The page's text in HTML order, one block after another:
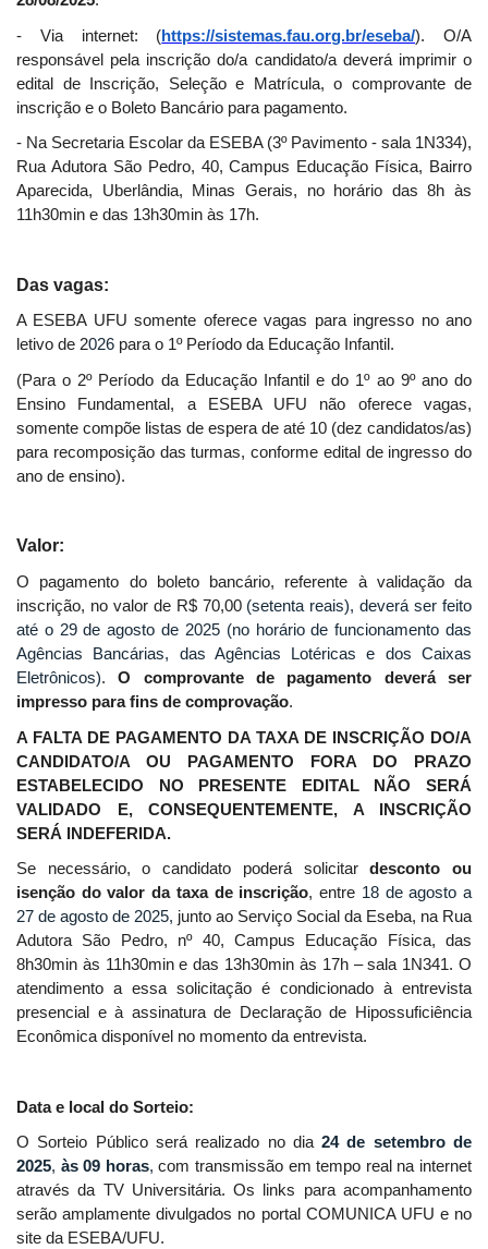
- Via internet: (https://sistemas.fau.org.br/eseba/). O/A
responsável pela inscrição do/a candidato/a deverá imprimir o
edital de Inscrição, Seleção e Matrícula, o comprovante de
inscrição e o Boleto Bancário para pagamento.
- Na Secretaria Escolar da ESEBA (3º Pavimento - sala 1N334),
Rua Adutora São Pedro, 40, Campus Educação Física, Bairro
Aparecida, Uberlândia, Minas Gerais, no horário das 8h às
11h30min e das 13h30min às 17h.
Das vagas:
A ESEBA UFU somente oferece vagas para ingresso no ano
letivo de 2026 para o 1º Período da Educação Infantil.
(Para o 2º Período da Educação Infantil e do 1º ao 9º ano do
Ensino Fundamental, a ESEBA UFU não oferece vagas,
somente compõe listas de espera de até 10 (dez candidatos/as)
para recomposição das turmas, conforme edital de ingresso do
ano de ensino).
Valor:
O pagamento do boleto bancário, referente à validação da
inscrição, no valor de R$ 70,00 (setenta reais), deverá ser feito
até o 29 de agosto de 2025 (no horário de funcionamento das
Agências Bancárias, das Agências Lotéricas e dos Caixas
Eletrônicos).O comprovante de pagamento deverá ser
impresso para fins de comprovação.
A FALTA DE PAGAMENTO DA TAXA DE INSCRIÇÃO DO/A
CANDIDATO/A OU PAGAMENTO FORA DO PRAZO
ESTABELECIDO NO PRESENTE EDITAL NÃO SERÁ
VALIDADO E, CONSEQUENTEMENTE, A INSCRIÇÃO
SERÁ INDEFERIDA.
Se necessário, o candidato poderá solicitardesconto ou
isenção do valor da taxa de inscrição, entre 18 de agosto a
27 de agosto de 2025, junto ao Serviço Social da Eseba, na Rua
Adutora São Pedro, nº 40, Campus Educação Física, das
8h30min às 11h30min e das 13h30min às 17h – sala 1N341. O
atendimento a essa solicitação é condicionado à entrevista
presencial e à assinatura de Declaração de Hipossuficiência
Econômica disponível no momento da entrevista.
Data e local do Sorteio:
O Sorteio Público será realizado no dia24 de setembro de
2025, às 09 horas, com transmissão em tempo real na internet
através da TV Universitária. Os links para acompanhamento
serão amplamente divulgados no portal COMUNICA UFU e no
site da ESEBA/UFU.